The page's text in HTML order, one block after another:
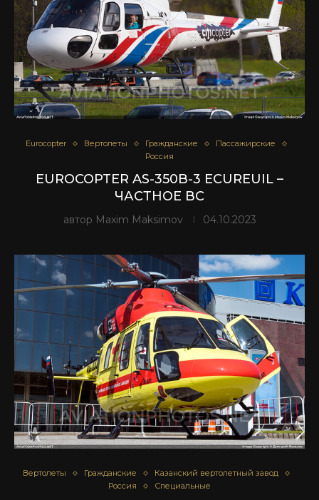
Eurocopter Вертолеты Гражданские
Пассажирские
Россия
EUROCOPTER AS-350B-3 ECUREUIL –
ЧАСТНОЕ ВС
автор Maxim Maksimov 04.10.2023
Вертолеты Гражданские
Казанский вертолетный завод
Россия
Специальные